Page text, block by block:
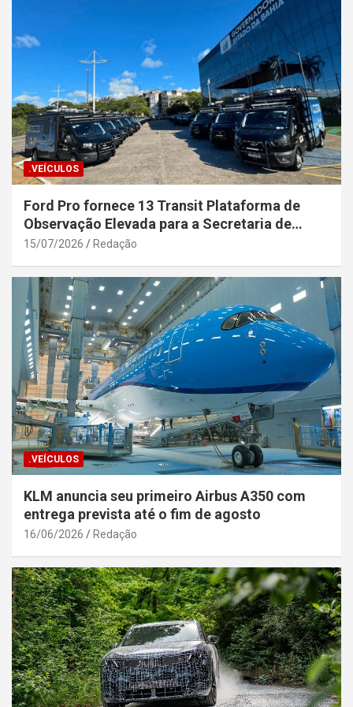
.VEÍCULOS
Ford Pro fornece 13 Transit Plataforma de
Observação Elevada para a Secretaria de
Segurança Pública da Bahia
15/07/2026 Redação
.VEÍCULOS
KLM anuncia seu primeiro Airbus A350 com
entrega prevista até o fim de agosto
16/06/2026 Redação